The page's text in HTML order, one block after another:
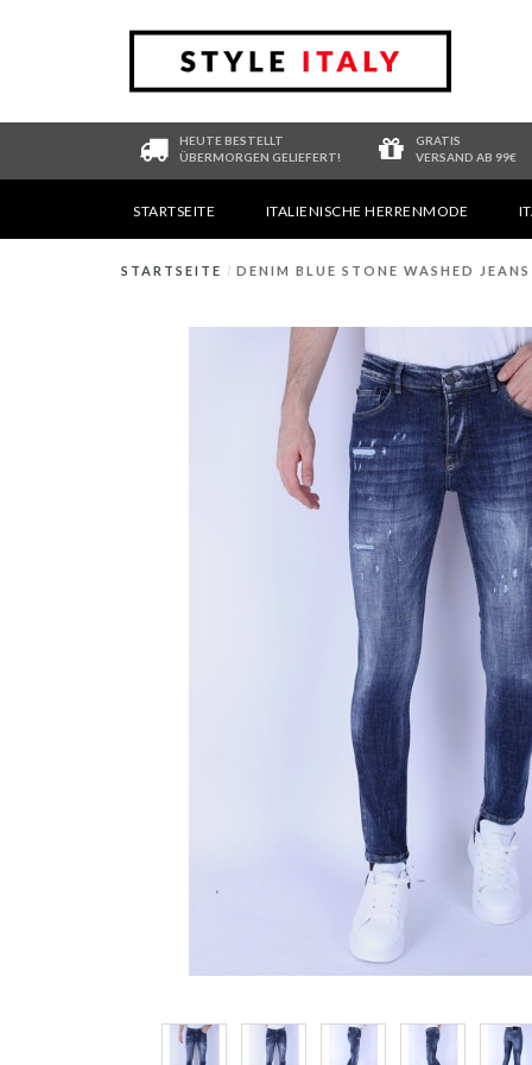
HEUTE BESTELLT
ÜBERMORGEN GELIEFERT!
GRATIS
VERSAND AB 99€
STARTSEITE ITALIENISCHE HERRENMODE
STARTSEITE / DENIM BLUE STONE WASHED